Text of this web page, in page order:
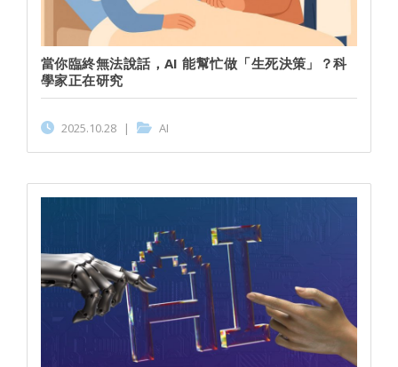
當你臨終無法說話，AI 能幫忙做「生死決策」？科
學家正在研究
2025.10.28 | AI